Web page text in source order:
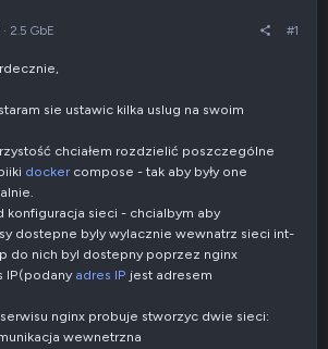
· 2.5 GbE #1
sie ustawic kilka uslug na swoim
chciałem rozdzielić poszczególne
dockercompose - tak aby były one
konfiguracja sieci - chcialbym aby
dostepne byly wylacznie wewnatrz sieci int-
do nich byl dostepny poprzez nginx
IP(podany adres IP jest adresem
nginx probuje stworzyc dwie sieci:
wewnetrzna